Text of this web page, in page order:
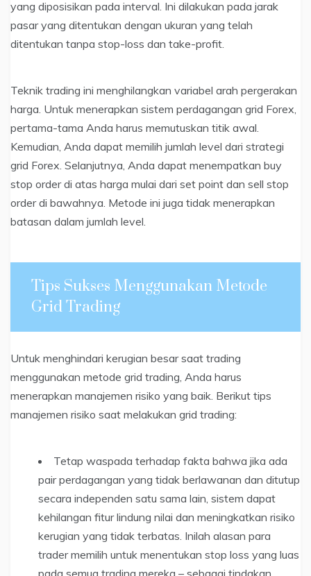
yang diposisikan pada interval. Ini dilakukan pada jarak
pasar yang ditentukan dengan ukuran yang telah
ditentukan tanpa stop-loss dan take-profit.
Teknik trading ini menghilangkan variabel arah pergerakan
harga. Untuk menerapkan sistem perdagangan grid Forex,
pertama-tama Anda harus memutuskan titik awal.
Kemudian, Anda dapat memilih jumlah level dari strategi
grid Forex. Selanjutnya, Anda dapat menempatkan buy
stop order di atas harga mulai dari set point dan sell stop
order di bawahnya. Metode ini juga tidak menerapkan
batasan dalam jumlah level.
Tips Sukses Menggunakan Metode
Grid Trading
Untuk menghindari kerugian besar saat trading
menggunakan metode grid trading, Anda harus
menerapkan manajemen risiko yang baik. Berikut tips
manajemen risiko saat melakukan grid trading:
Tetap waspada terhadap fakta bahwa jika ada
pair perdagangan yang tidak berlawanan dan ditutup
secara independen satu sama lain, sistem dapat
kehilangan fitur lindung nilai dan meningkatkan risiko
kerugian yang tidak terbatas. Inilah alasan para
trader memilih untuk menentukan stop loss yang luas